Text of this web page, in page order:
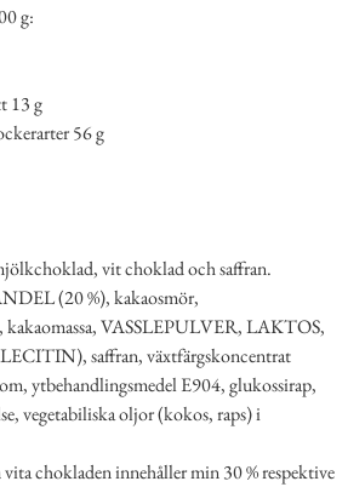
g:
13 g
56 g
vit choklad och saffran.
(20 %), kakaosmör,
VASSLEPULVER, LAKTOS,
saffran, växtfärgskoncentrat
ytbehandlingsmedel E904, glukossirap,
vegetabiliska oljor (kokos, raps) i
chokladen innehåller min 30 % respektive